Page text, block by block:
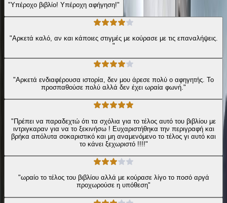
"Υπέροχο βιβλίο! Υπέροχη αφήγηση!"
"Αρκετά καλό, αν και κάποιες στιγμές με κούρασε με τις επαναλήψεις.
"
"Αρκετά ενδιαφέρουσα ιστορία, δεν μου άρεσε πολύ ο αφηγητής. Το
προσπαθούσε πολύ αλλά δεν έχει ωραία φωνή."
"Πρέπει να παραδεχτώ ότι τα σχόλια για το τέλος αυτό του βιβλίου με
ιντριγκαραν για να το ξεκινήσω ! Ευχαριστήθηκα την περιγραφή και
βρήκα απόλυτα σοκαριστικό και μη αναμενόμενο το τέλος γι αυτό και
το κάνει ξεχωριστό !!!!"
"ωραίο το τέλος του βιβλίου αλλά με κούρασε λίγο το ποσό αργά
προχωρούσε η υπόθεση"